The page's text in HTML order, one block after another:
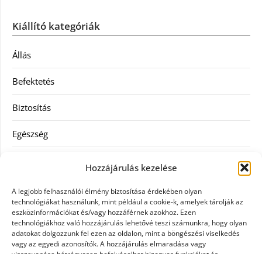
Hozzájárulás kezelése
A legjobb felhasználói élmény biztosítása érdekében olyan
technológiákat használunk, mint például a cookie-k, amelyek tárolják az
eszközinformációkat és/vagy hozzáférnek azokhoz. Ezen
technológiákhoz való hozzájárulás lehetővé teszi számunkra, hogy olyan
adatokat dolgozzunk fel ezen az oldalon, mint a böngészési viselkedés
vagy az egyedi azonosítók. A hozzájárulás elmaradása vagy
Kiállító kategóriák
Állás
Befektetés
Biztosítás
Egészség
Ingatlan
Művészetek és szórakozás
Múzeumok